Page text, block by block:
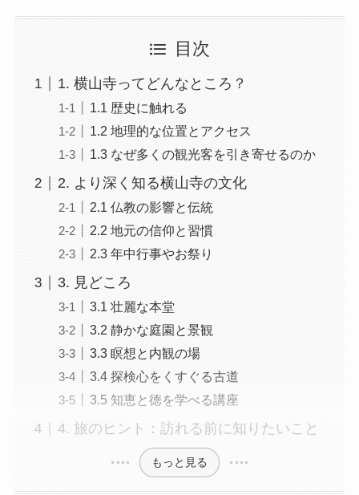
目次
1. 横山寺ってどんなところ？
1.1 歴史に触れる
1.2 地理的な位置とアクセス
1.3 なぜ多くの観光客を引き寄せるのか
2. より深く知る横山寺の文化
2.1 仏教の影響と伝統
2.2 地元の信仰と習慣
2.3 年中行事やお祭り
3. 見どころ
3.1 壮麗な本堂
3.2 静かな庭園と景観
3.3 瞑想と内観の場
3.4 探検心をくすぐる古道
3.5 知恵と徳を学べる講座
4. 旅のヒント：訪れる前に知りたいこと
もっと見る